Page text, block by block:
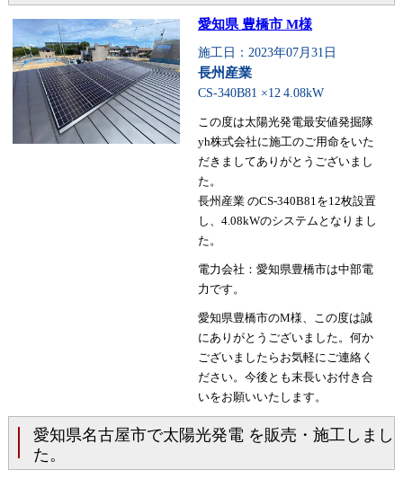
愛知県 豊橋市 M様
施工日：2023年07月31日
長州産業
CS-340B81 ×12 4.08kW
この度は太陽光発電最安値発掘隊
yh株式会社に施工のご用命をいた
だきましてありがとうございまし
た。
長州産業 のCS-340B81を12枚設置
し、4.08kWのシステムとなりまし
た。
電力会社：愛知県豊橋市は中部電
力です。
愛知県豊橋市のM様、この度は誠
にありがとうございました。何か
ございましたらお気軽にご連絡く
ださい。今後とも末長いお付き合
いをお願いいたします。
愛知県名古屋市で太陽光発電 を販売・施工しまし
た。